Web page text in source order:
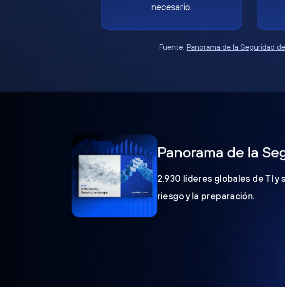
necesario.
Fuente: Panorama de la Seguridad
Panorama de la
2.930 líderes globales de TI
riesgo y la preparación.